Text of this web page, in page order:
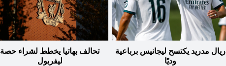
ريال مدريد يكتسح ليجانيس برباعية
وديًا
تحالف بهاتيا يخطط لشراء حصة
ليفربول